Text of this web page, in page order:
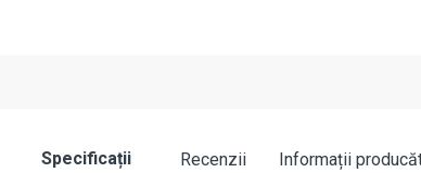
Specificații Recenzii Informații